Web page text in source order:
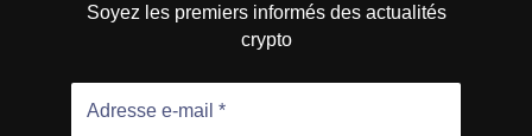
Soyez les premiers informés des actualités
crypto